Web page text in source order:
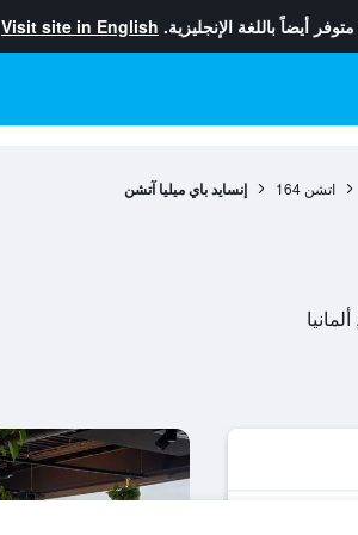
متوفر أيضاً باللغة الإنجليزية. Visit site in English
اتشن 164 إنسايد باي ميليا آتشن